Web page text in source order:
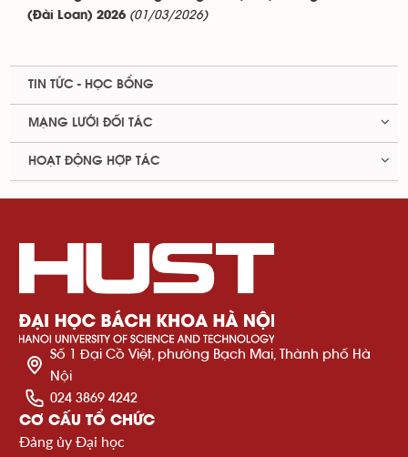
(Đài Loan) 2026 (01/03/2026)
TIN TỨC - HỌC BỔNG
MẠNG LƯỚI ĐỐI TÁC
HOẠT ĐỘNG HỢP TÁC
Số 1 Đại Cồ Việt, phường Bạch Mai, Thành phố Hà
Nội
024 3869 4242
CƠ CẤU TỔ CHỨC
Đảng ủy Đại học